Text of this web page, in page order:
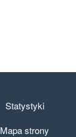
Statystyki
Mapa strony